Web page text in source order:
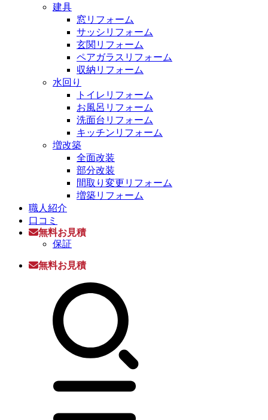
建具
窓リフォーム
サッシリフォーム
玄関リフォーム
ペアガラスリフォーム
収納リフォーム
水回り
トイレリフォーム
お風呂リフォーム
洗面台リフォーム
キッチンリフォーム
増改築
全面改装
部分改装
間取り変更リフォーム
増築リフォーム
職人紹介
口コミ
無料お見積
保証
無料お見積